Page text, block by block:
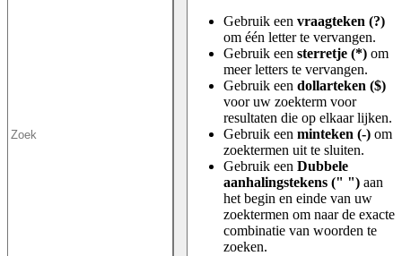
Gebruik een vraagteken (?)
om één letter te vervangen.
Gebruik een sterretje (*) om
meer letters te vervangen.
Gebruik een dollarteken ($)
voor uw zoekterm voor
resultaten die op elkaar lijken.
Gebruik een minteken (-) om
zoektermen uit te sluiten.
Gebruik een Dubbele
aanhalingstekens (" ") aan
het begin en einde van uw
zoektermen om naar de exacte
combinatie van woorden te
zoeken.